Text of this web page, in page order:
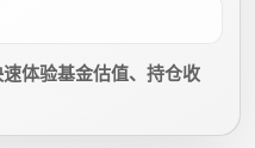
体验基金估值、持仓收